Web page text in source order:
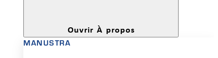
Ouvrir À propos
MANUSTRA